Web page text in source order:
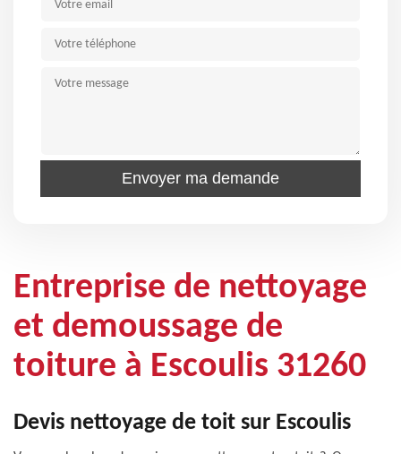
Entreprise de nettoyage
et demoussage de
toiture à Escoulis 31260
Devis nettoyage de toit sur Escoulis